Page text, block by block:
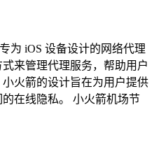
为 iOS 设备设计的网络代理
来管理代理服务，帮助用户
火箭的设计旨在为用户提供
在线隐私。 小火箭机场节